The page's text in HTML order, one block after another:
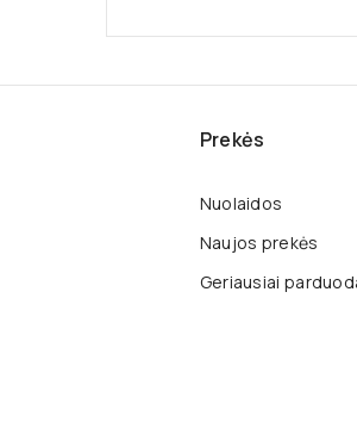
Prekės
Nuolaidos
Naujos prekės
Geriausiai